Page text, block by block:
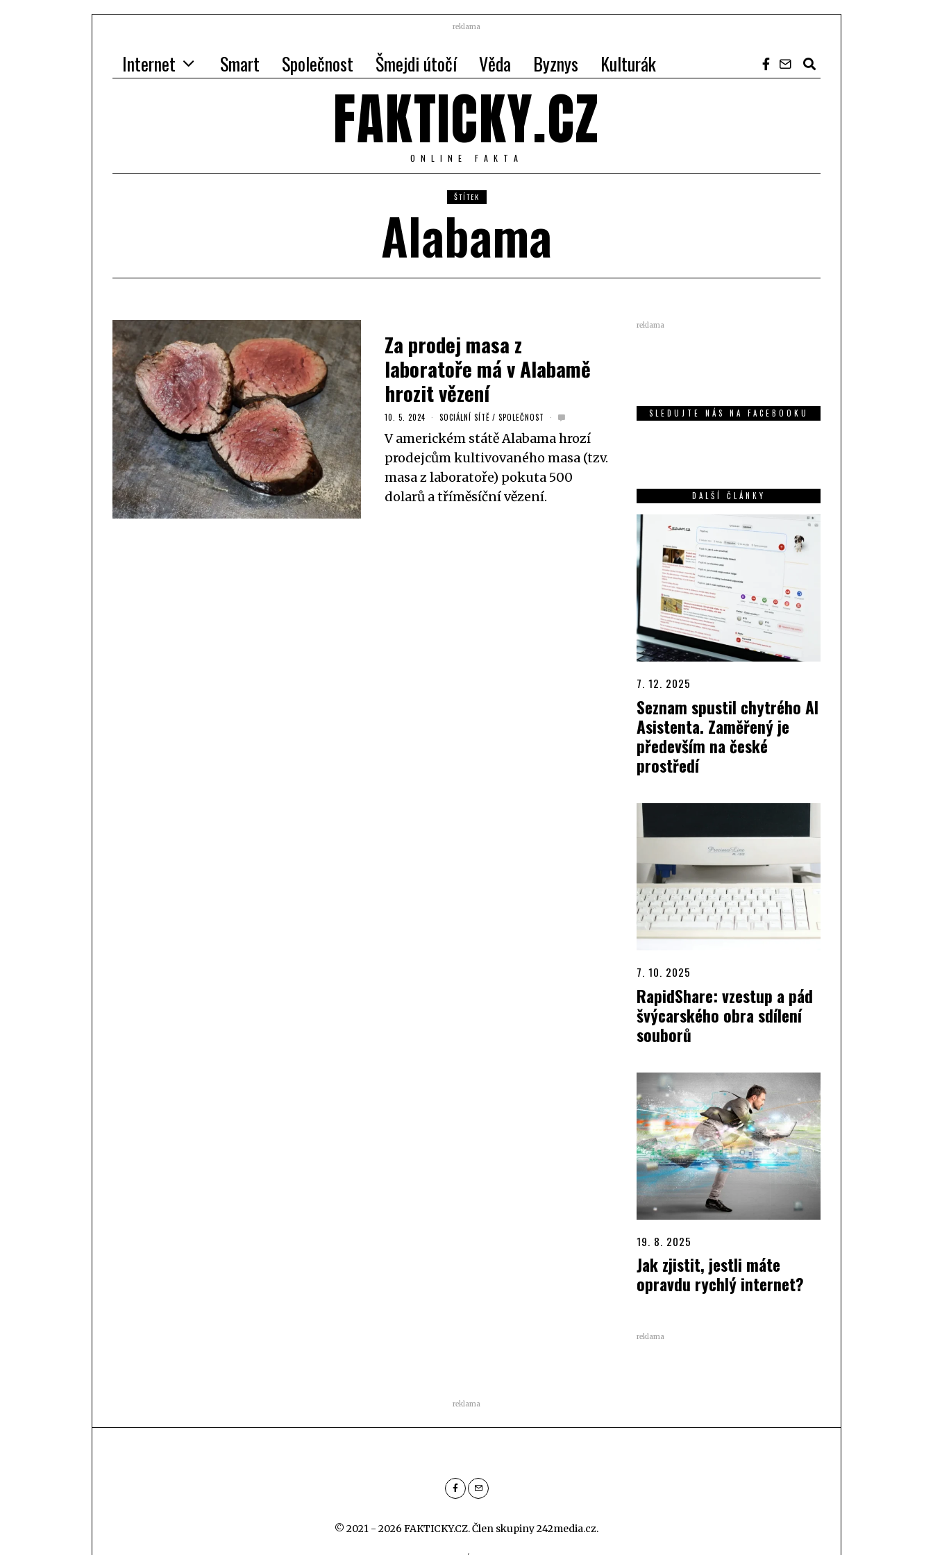
reklama
Internet Smart Společnost Šmejdi útočí Věda Byznys Kulturák
FAKTICKY.CZ
ONLINE FAKTA
ŠTÍTEK
Alabama
Za prodej masa z
laboratoře má v Alabamě
hrozit vězení
10. 5. 2024 SOCIÁLNÍ SÍTĚ / SPOLEČNOST
V americkém státě Alabama hrozí
prodejcům kultivovaného masa (tzv.
masa z laboratoře) pokuta 500
dolarů a tříměsíční vězení.
reklama
SLEDUJTE NÁS NA FACEBOOKU
DALŠÍ ČLÁNKY
7. 12. 2025
Seznam spustil chytrého AI
Asistenta. Zaměřený je
především na české
prostředí
7. 10. 2025
RapidShare: vzestup a pád
švýcarského obra sdílení
souborů
19. 8. 2025
Jak zjistit, jestli máte
opravdu rychlý internet?
reklama
reklama
© 2021 - 2026 FAKTICKY.CZ. Člen skupiny242media.cz.